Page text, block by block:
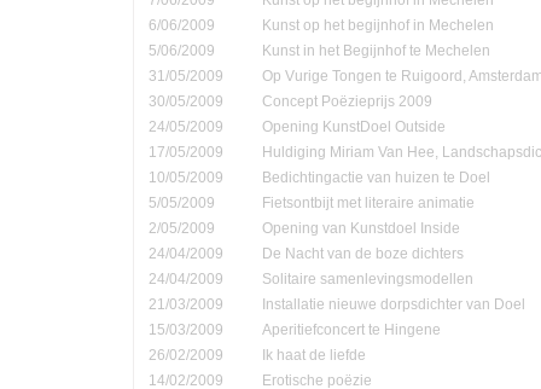
6/06/2009
Kunst op het begijnhof in Mechelen
5/06/2009
Kunst in het Begijnhof te Mechelen
31/05/2009
Op Vurige Tongen te Ruigoord,
30/05/2009
Concept Poëzieprijs 2009
24/05/2009
Opening KunstDoel Outside
17/05/2009
Huldiging Miriam Van Hee,
10/05/2009
Bedichtingactie van huizen te Doel
5/05/2009
Fietsontbijt met literaire animatie
2/05/2009
Opening van Kunstdoel Inside
24/04/2009
De Nacht van de boze dichters
24/04/2009
Solitaire samenlevingsmodellen
21/03/2009
Installatie nieuwe dorpsdichter van Doel
15/03/2009
Aperitiefconcert te Hingene
26/02/2009
Ik haat de liefde
14/02/2009
Erotische poëzie